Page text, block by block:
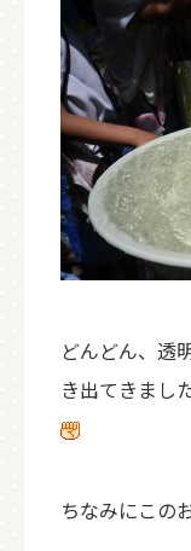
どんどん、透
き出てきまし
ちなみにこの